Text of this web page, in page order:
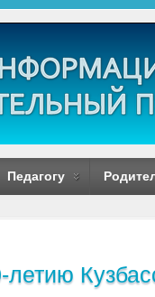
Педагогу
летию